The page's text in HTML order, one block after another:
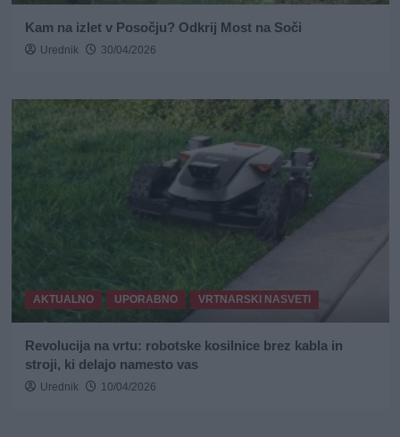
Kam na izlet v Posočju? Odkrij Most na Soči
Urednik 30/04/2026
AKTUALNO UPORABNO VRTNARSKI NASVETI
Revolucija na vrtu: robotske kosilnice brez kabla in
stroji, ki delajo namesto vas
Urednik 10/04/2026